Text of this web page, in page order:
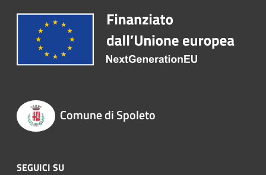
Comune di Spoleto
SEGUICI SU